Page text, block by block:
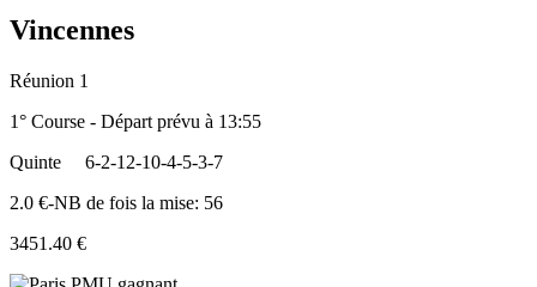
Vincennes
Réunion 1
1° Course - Départ prévu à 13:55
Quinte
6-2-12-10-4-5-3-7
2.0 €-NB de fois la mise: 56
3451.40 €